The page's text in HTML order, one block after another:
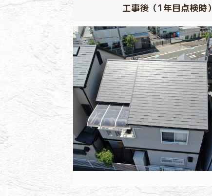
工事後（1年目点検時）